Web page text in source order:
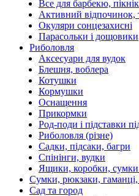
Все для барбекю,
Активний відпочинок,
Окуляри сонцезахисні
Парасольки і дощовики
Риболовля
Аксесуари для вудок
Блешня, воблера
Котушки
Кормушки
Оснащення
Прикормки
Род-поди і підставки
Риболовля (різне)
Садки, підсаки, багри
Спінінги, вудки
Ящики, коробки, сумки
Сумки, рюкзаки, гаманці,
Сад та город